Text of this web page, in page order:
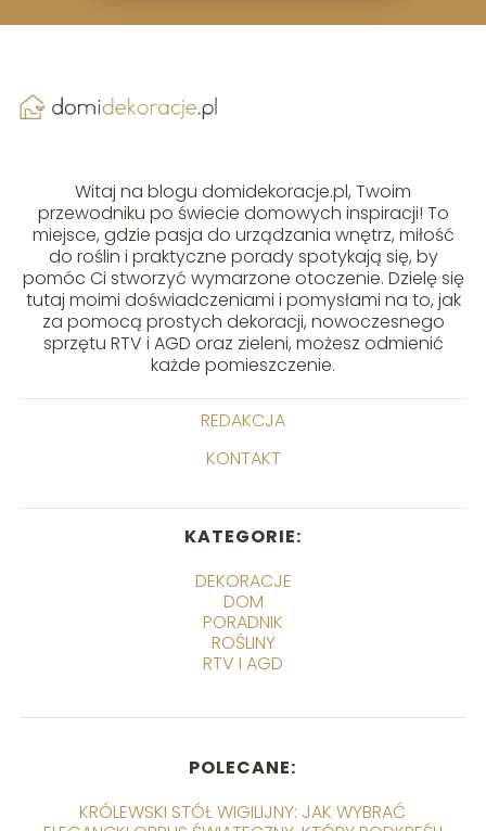
Witaj na blogu domidekoracje.pl, Twoim
przewodniku po świecie domowych inspiracji! To
miejsce, gdzie pasja do urządzania wnętrz, miłość
do roślin i praktyczne porady spotykają się, by
pomóc Ci stworzyć wymarzone otoczenie. Dzielę się
tutaj moimi doświadczeniami i pomysłami na to, jak
za pomocą prostych dekoracji, nowoczesnego
sprzętu RTV i AGD oraz zieleni, możesz odmienić
każde pomieszczenie.
REDAKCJA
KONTAKT
KATEGORIE:
DEKORACJE
DOM
PORADNIK
ROŚLINY
RTV I AGD
POLECANE:
KRÓLEWSKI STÓŁ WIGILIJNY: JAK WYBRAĆ